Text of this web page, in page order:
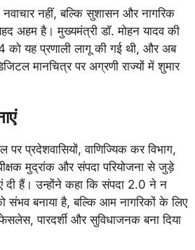
नहीं, बल्कि सुशासन और नागरिक
अहम है। मुख्यमंत्री डॉ. मोहन यादव की
यह प्रणाली लागू की गई थी, और अब
मानचित्र पर अग्रणी राज्यों में शुमार
पर प्रदेशवासियों, वाणिज्यिक कर विभाग,
मुद्रांक और संपदा परियोजना से जुड़े
दी हैं। उन्होंने कहा कि संपदा 2.0 ने न
बनाया है, बल्कि आम नागरिकों के लिए
पारदर्शी और सुविधाजनक बना दिया